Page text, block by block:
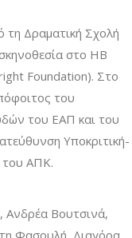
τη Δραματική Σχολή
στο HB
Foundation). Στο
του
του ΕΑΠ και του
Υποκριτική-
του ΑΠΚ.
Ανδρέα Βουτσινά,